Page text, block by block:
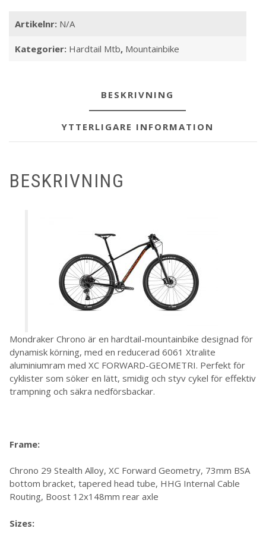
Artikelnr: N/A
Kategorier: Hardtail Mtb, Mountainbike
BESKRIVNING
YTTERLIGARE INFORMATION
BESKRIVNING
Mondraker Chrono är en hardtail-mountainbike designad för
dynamisk körning, med en reducerad 6061 Xtralite
aluminiumram med XC FORWARD-GEOMETRI. Perfekt för
cyklister som söker en lätt, smidig och styv cykel för effektiv
trampning och säkra nedförsbackar.
Frame:
Chrono 29 Stealth Alloy, XC Forward Geometry, 73mm BSA
bottom bracket, tapered head tube, HHG Internal Cable
Routing, Boost 12x148mm rear axle
Sizes: